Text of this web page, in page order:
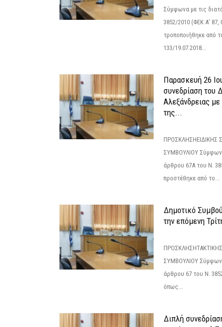
Σύμφωνα με τις
3852/2010 (ΦΕΚ Α’ 87,
τροποποιήθηκε από
133/19.07.2018...
Παρασκευή 26
συνεδρίαση του
Αλεξάνδρειας
της...
ΠΡΟΣΚΛΗΣΗΕΙΔΙΚΗΣ
ΣΥΜΒΟΥΛΙΟΥ
άρθρου 67Α του Ν.
προστέθηκε από το...
Δημοτικό
την επόμενη
ΣΥΜΒΟΥΛΙΟΥ
άρθρου 67 του Ν.
όπως...
Διπλή